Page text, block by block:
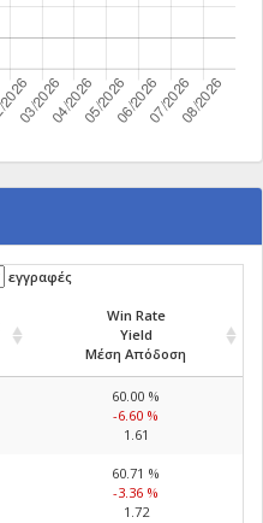
εγγραφές
Win Rate
Yield
Μέση Απόδοση
60.00 %
-6.60 %
1.61
60.71 %
-3.36 %
1.72